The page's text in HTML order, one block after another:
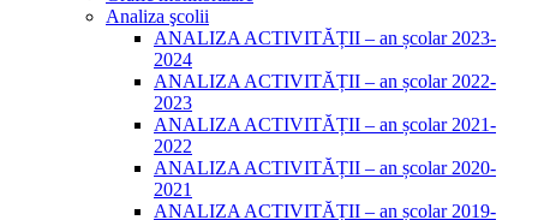
Analiza şcolii
ANALIZA ACTIVITĂȚII – an școlar 2023-
2024
ANALIZA ACTIVITĂȚII – an școlar 2022-
2023
ANALIZA ACTIVITĂȚII – an școlar 2021-
2022
ANALIZA ACTIVITĂȚII – an școlar 2020-
2021
ANALIZA ACTIVITĂȚII – an școlar 2019-